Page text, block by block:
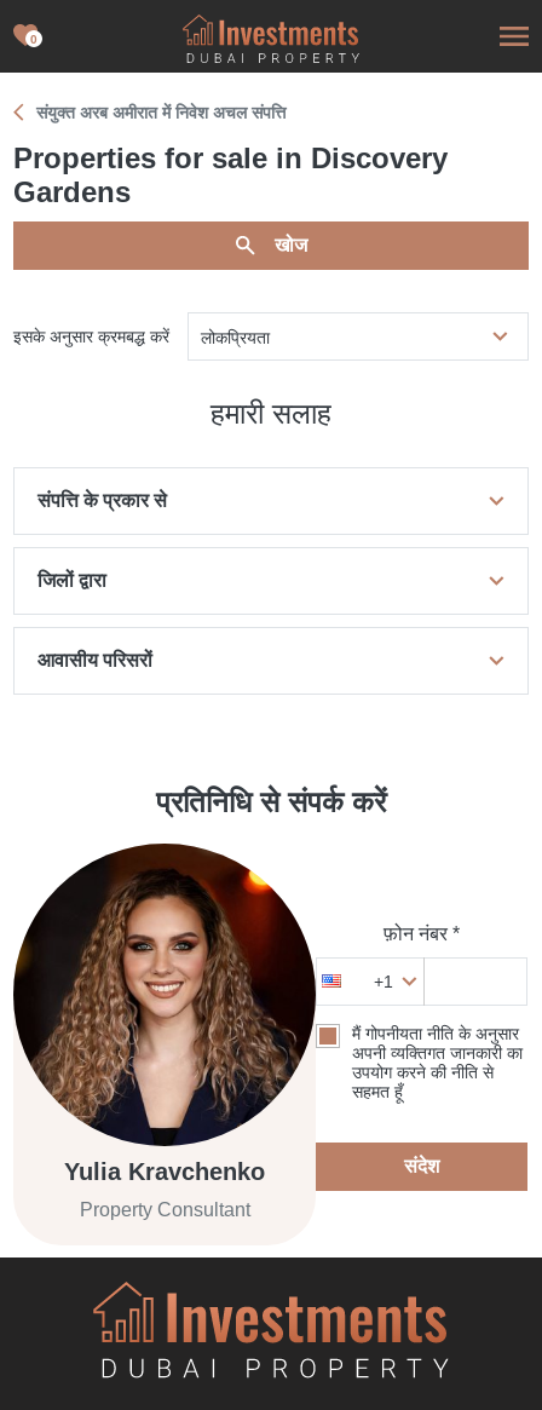
0
संयुक्त अरब अमीरात में निवेश अचल संपत्ति
Properties for sale in Discovery
Gardens
खोज
इसके अनुसार क्रमबद्ध करें लोकप्रियता
हमारी सलाह
संपत्ति के प्रकार से
जिलों द्वारा
आवासीय परिसरों
प्रतिनिधि से संपर्क करें
Yulia Kravchenko
Property Consultant
फ़ोन नंबर *
+1
मैं गोपनीयता नीति के अनुसार
अपनी व्यक्तिगत जानकारी का
उपयोग करने की नीति से
सहमत हूँ
संदेश